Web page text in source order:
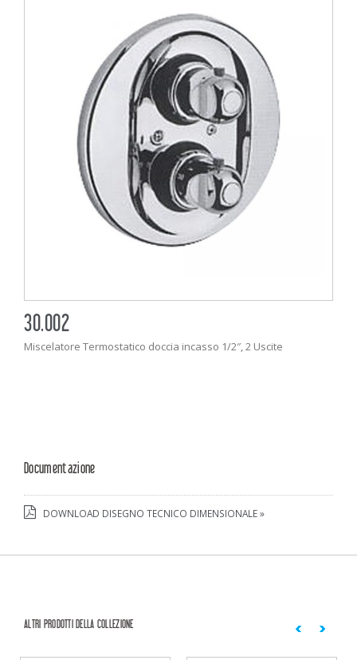
30.002
Miscelatore Termostatico doccia incasso 1/2″, 2 Uscite
Documentazione
DOWNLOAD DISEGNO TECNICO DIMENSIONALE »
ALTRI PRODOTTI DELLA COLLEZIONE